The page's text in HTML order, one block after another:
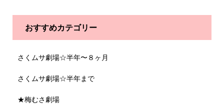
おすすめカテゴリー
さくムサ劇場☆半年〜８ヶ月
さくムサ劇場☆半年まで
★梅むさ劇場